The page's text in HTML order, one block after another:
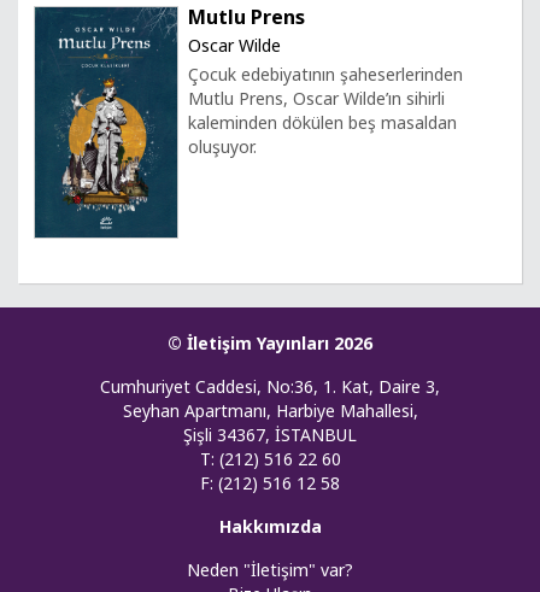
Mutlu Prens
Oscar Wilde
Çocuk edebiyatının şaheserlerinden
Mutlu Prens, Oscar Wilde’ın sihirli
kaleminden dökülen beş masaldan
oluşuyor.
© İletişim Yayınları 2026
Cumhuriyet Caddesi, No:36, 1. Kat, Daire 3,
Seyhan Apartmanı, Harbiye Mahallesi,
Şişli 34367, İSTANBUL
T: (212) 516 22 60
F: (212) 516 12 58
Hakkımızda
Neden "İletişim" var?